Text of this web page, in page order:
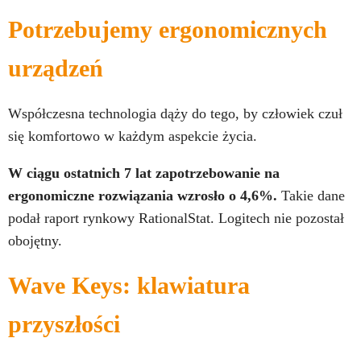
Potrzebujemy ergonomicznych
urządzeń
Współczesna technologia dąży do tego, by człowiek czuł
się komfortowo w każdym aspekcie życia.
W ciągu ostatnich 7 lat zapotrzebowanie na
ergonomiczne rozwiązania wzrosło o 4,6%. Takie dane
podał raport rynkowy RationalStat. Logitech nie pozostał
obojętny.
Wave Keys: klawiatura
przyszłości